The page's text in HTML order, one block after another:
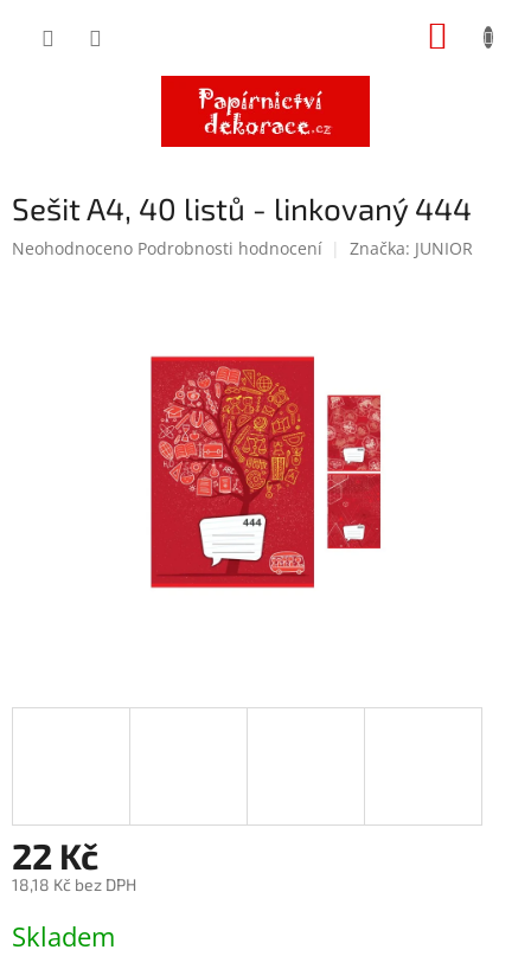
Sešit A4, 40 listů - linkovaný 444
Průměrné
Neohodnoceno Podrobnosti hodnocení Značka: JUNIOR
22 Kč
18,18 Kč bez DPH
cena:
Skladem